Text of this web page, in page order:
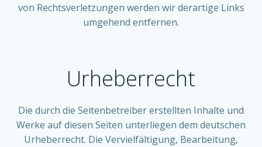
von Rechtsverletzungen werden wir derartige Links
umgehend entfernen.
Urheberrecht
Die durch die Seitenbetreiber erstellten Inhalte und
Werke auf diesen Seiten unterliegen dem deutschen
Urheberrecht. Die Vervielfältigung, Bearbeitung,